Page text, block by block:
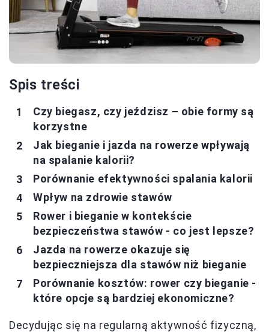
Spis treści
Czy biegasz, czy jeździsz – obie formy są
korzystne
Jak bieganie i jazda na rowerze wpływają
na spalanie kalorii?
Porównanie efektywności spalania kalorii
Wpływ na zdrowie stawów
Rower i bieganie w kontekście
bezpieczeństwa stawów - co jest lepsze?
Jazda na rowerze okazuje się
bezpieczniejsza dla stawów niż bieganie
Porównanie kosztów: rower czy bieganie -
które opcje są bardziej ekonomiczne?
Decydując się na regularną aktywność fizyczną,